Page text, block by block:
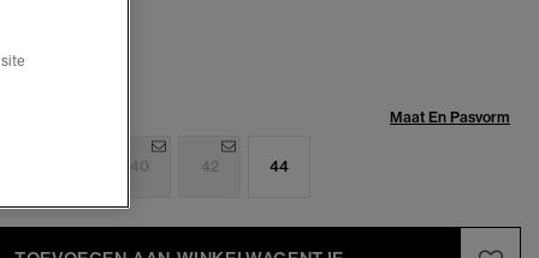
Maat En Pasvorm
40 42 44